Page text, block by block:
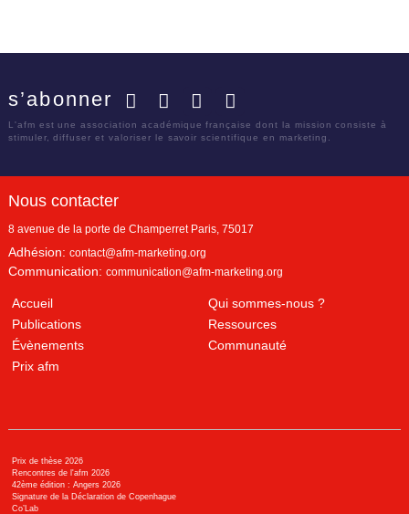
s’abonner
L'afm est une association académique française dont la mission consiste à
stimuler, diffuser et valoriser le savoir scientifique en marketing.
Nous contacter
8 avenue de la porte de Champerret Paris, 75017
Adhésion: contact@afm-marketing.org
Communication: communication@afm-marketing.org
Accueil
Qui sommes-nous ?
Publications
Ressources
Évènements
Communauté
Prix afm
Prix de thèse 2026
Rencontres de l'afm 2026
42ème édition : Angers 2026
Signature de la Déclaration de Copenhague
Co’Lab